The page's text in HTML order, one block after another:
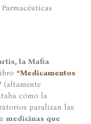
la Mafia
“Medicamentos
(altamente
cómo la
paralizan las
medicinas que